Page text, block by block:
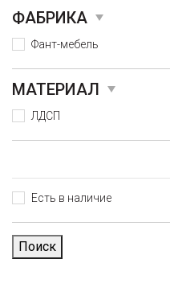
ФАБРИКА
Фант-мебель
МАТЕРИАЛ
ЛДСП
Есть в наличие
Поиск